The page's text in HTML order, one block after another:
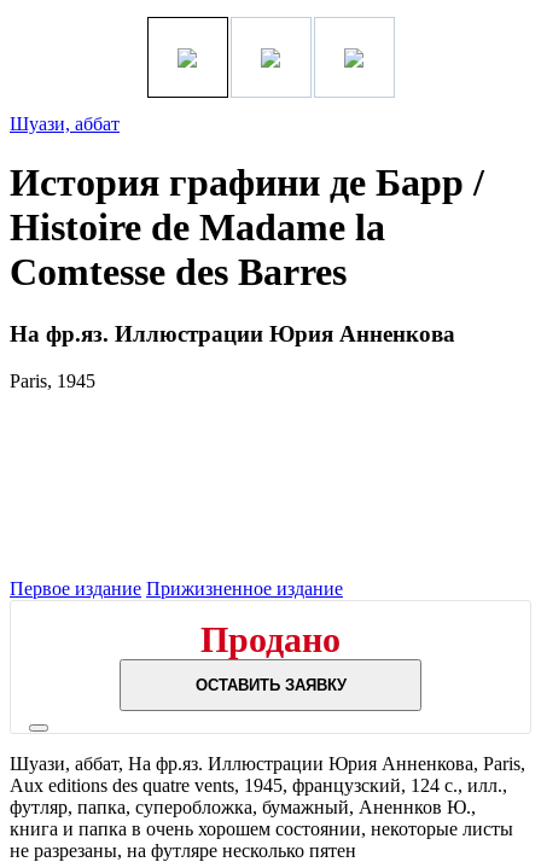
Шуази, аббат
История графини де Барр /
Histoire de Madame la
Comtesse des Barres
На фр.яз. Иллюстрации Юрия Анненкова
Paris, 1945
Первое издание Прижизненное издание
Продано
ОСТАВИТЬ ЗАЯВКУ
Шуази, аббат, На фр.яз. Иллюстрации Юрия Анненкова, Paris,
Aux editions des quatre vents, 1945, французский, 124 с., илл.,
футляр, папка, суперобложка, бумажный, Аненнков Ю.,
книга и папка в очень хорошем состоянии, некоторые листы
не разрезаны, на футляре несколько пятен